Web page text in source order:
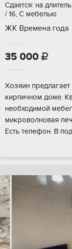
Сдается: на
/ 16, С мебелью
ЖК Времена года
35 000 
Хозяин
кирпичном доме.
необходимой
микроволновая
Есть телефон. В